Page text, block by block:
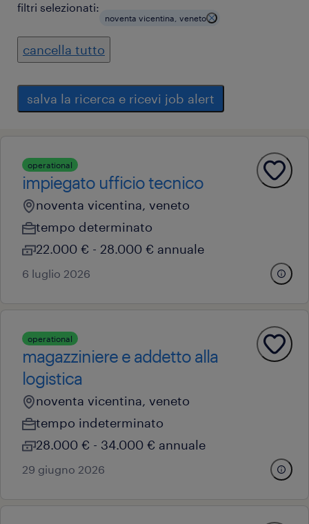
filtri selezionati:
noventa vicentina, veneto
cancella tutto
salva la ricerca e ricevi job alert
operational
impiegato ufficio tecnico
noventa vicentina, veneto
tempo determinato
22.000 € - 28.000 € annuale
6 luglio 2026
operational
magazziniere e addetto alla
logistica
noventa vicentina, veneto
tempo indeterminato
28.000 € - 34.000 € annuale
29 giugno 2026